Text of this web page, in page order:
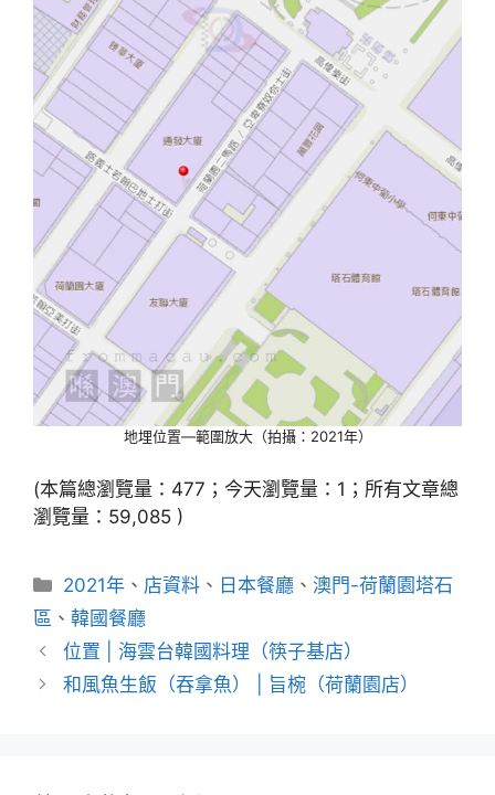
地埋位置—範圍放大（拍攝：2021年）
(本篇總瀏覽量：477；今天瀏覽量：1；所有文章總
瀏覽量：59,085 )
分
類
2021年 、 店資料 、 日本餐廳 、澳門-荷蘭園塔石
區 、 韓國餐廳
位置 | 海雲台韓國料理（筷子基店）
和風魚生飯（吞拿魚） | 旨椀（荷蘭園店）